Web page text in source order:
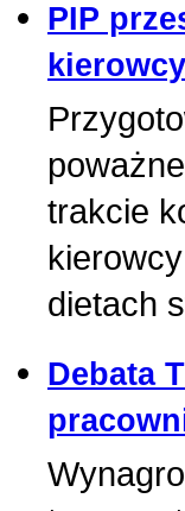
PIP
kierowcy
trakcie
dietach
Debata